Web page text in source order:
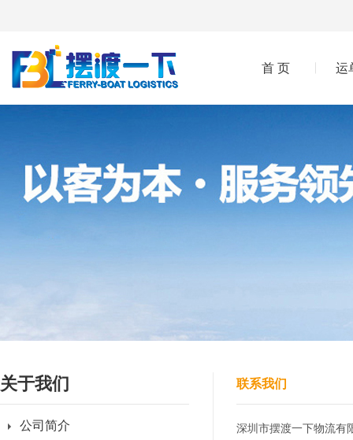
首 页 运
关于我们
公司简介
联系我们
深圳市摆渡一下物流有